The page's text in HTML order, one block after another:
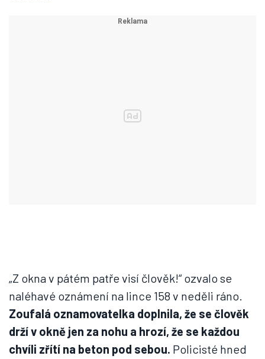
„Z okna v pátém patře visí člověk!“ ozvalo se
naléhavé oznámení na lince 158 v neděli ráno.
Zoufalá oznamovatelka doplnila, že se člověk
drží v okně jen za nohu a hrozí, že se každou
chvíli zřítí na beton pod sebou. Policisté hned